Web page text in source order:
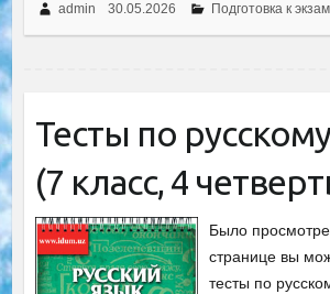
admin 30.05.2026 Подготовка к
Тесты по
(7 класс, 4
Было
странице вы
тесты по